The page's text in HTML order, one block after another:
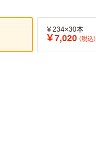
￥234×30本
￥7,020 （税込）